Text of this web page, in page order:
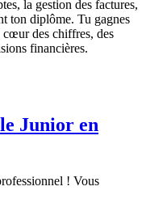
la gestion des factures,
ton diplôme. Tu gagnes
cœur des chiffres, des
financières.
Junior en
! Vous